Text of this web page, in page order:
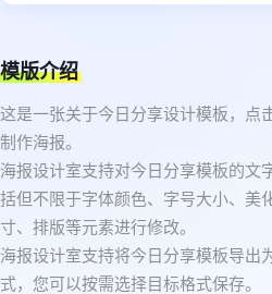
模版介绍
这是一张关于今日分享设计模板，点
制作海报。
海报设计室支持对今日分享模板的文
括但不限于字体颜色、字号大小、美
寸、排版等元素进行修改。
海报设计室支持将今日分享模板导出
式，您可以按需选择目标格式保存。